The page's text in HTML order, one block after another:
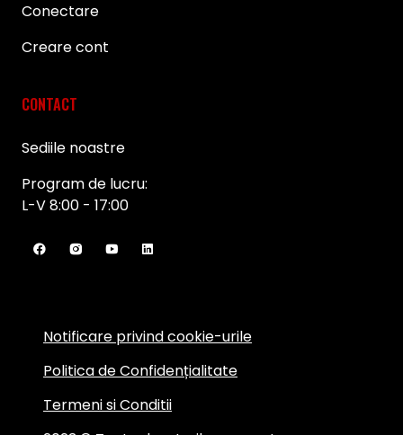
Conectare
Creare cont
CONTACT
Sediile noastre
Program de lucru:
L-V 8:00 - 17:00
Notificare privind cookie-urile
Politica de Confidențialitate
Termeni si Conditii